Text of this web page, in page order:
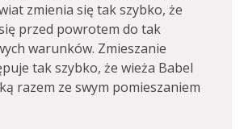
zmienia się tak szybko, że
przed powrotem do tak
warunków. Zmieszanie
tak szybko, że wieża Babel
razem ze swym pomieszaniem